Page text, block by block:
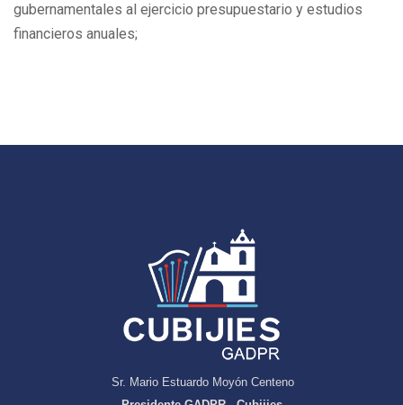
gubernamentales al ejercicio presupuestario y estudios
financieros anuales;
Sr. Mario Estuardo Moyón Centeno